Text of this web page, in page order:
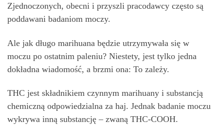
Zjednoczonych, obecni i przyszli pracodawcy często są
poddawani badaniom moczy.
Ale jak długo marihuana będzie utrzymywała się w
moczu po ostatnim paleniu? Niestety, jest tylko jedna
dokładna wiadomość, a brzmi ona: To zależy.
THC jest składnikiem czynnym marihuany i substancją
chemiczną odpowiedzialna za haj. Jednak badanie moczu
wykrywa inną substancję – zwaną THC-COOH.